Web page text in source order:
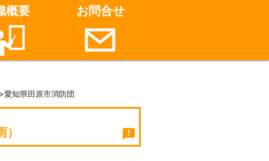
概要 お問合せ
知県田原市消防団
announcement